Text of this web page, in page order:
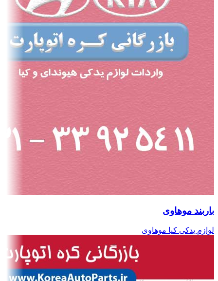
باربند موهاوی
لوازم یدکی کیا موهاوی